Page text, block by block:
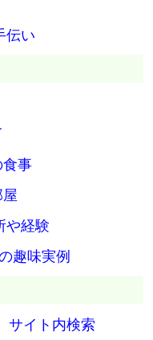
代0円
討
号Get